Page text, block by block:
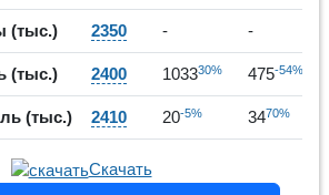
(тыс.) 2350 - -
(тыс.) 2400 103330% 475-54%
(тыс.) 2410 20-5% 3470%
Скачать